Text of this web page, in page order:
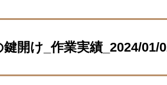
開け_作業実績_2024/01/